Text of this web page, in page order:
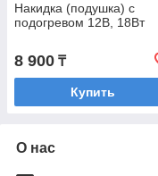
Накидка (подушка) с
подогревом 12В, 18Вт
8 900 ₸
Купить
О нас